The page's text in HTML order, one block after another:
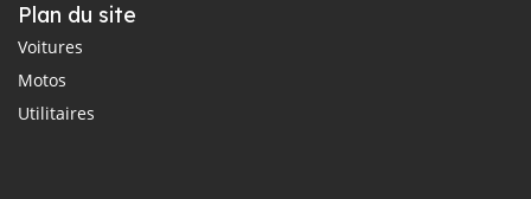
Plan du site
Voitures
Motos
Utilitaires